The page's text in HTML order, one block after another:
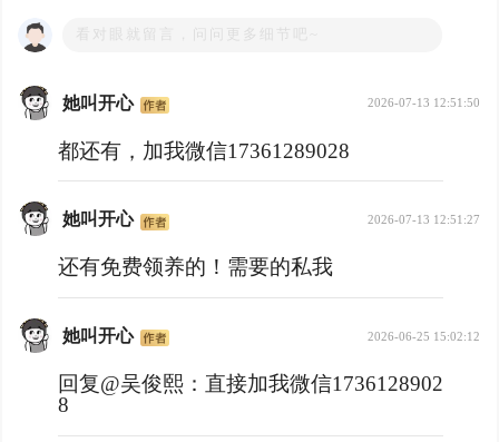
她叫开心 2026-07-13 12:51:50
都还有，加我微信17361289028
她叫开心 2026-07-13 12:51:27
还有免费领养的！需要的私我
她叫开心 2026-06-25 15:02:12
回复@吴俊熙： 直接加我微信1736128902
8